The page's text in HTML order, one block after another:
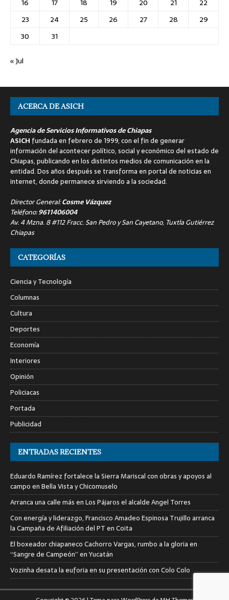
16
17 18 19 20 21
22
23
24 25 26 27 28
29
30
31
« Jul
ACERCA DE ASICH
Agencia de Servicios Informativos de Chiapas
ASICH fundada en febrero de 1999, con el fin de generar
información del acontecer político, social y económico del estado de
Chiapas, publicando en los distintos medios de comunicación en la
entidad. Dos años después se transforma en portal de noticias en
internet, donde permanece sirviendo a la sociedad.
Director General:Cosme Vázquez
Teléfono:9611406004
Av. 4 Mzna. 8 #112 Fracc. San Pedro y San Cayetano, Tuxtla Gutiérrez
Chiapas
CATEGORÍAS
Ciencia y Tecnología
Columnas
Cultura
Deportes
Economía
Interiores
Opinión
Policiacas
Portada
Publicidad
ENTRADAS RECIENTES
Eduardo Ramírez fortalece la Sierra Mariscal con obras y apoyos al
campo en Bella Vista y Chicomuselo
Arranca una calle más en Los Pájaros el alcalde Angel Torres
Con energía y liderazgo, Francisco Amadeo Espinosa Trujillo arranca
la Campaña de Afiliación del PT en Coita
El boxeador chiapaneco Cachorro Vargas, rumbo a la gloria en
“Sangre de Campeón” en Yucatán
Vozinha desata la euforia en su presentación con Colo Colo